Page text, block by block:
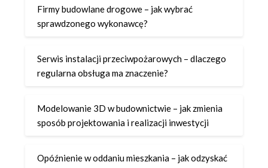
Firmy budowlane drogowe – jak wybrać
sprawdzonego wykonawcę?
Serwis instalacji przeciwpożarowych – dlaczego
regularna obsługa ma znaczenie?
Modelowanie 3D w budownictwie – jak zmienia
sposób projektowania i realizacji inwestycji
Opóźnienie w oddaniu mieszkania – jak odzyskać